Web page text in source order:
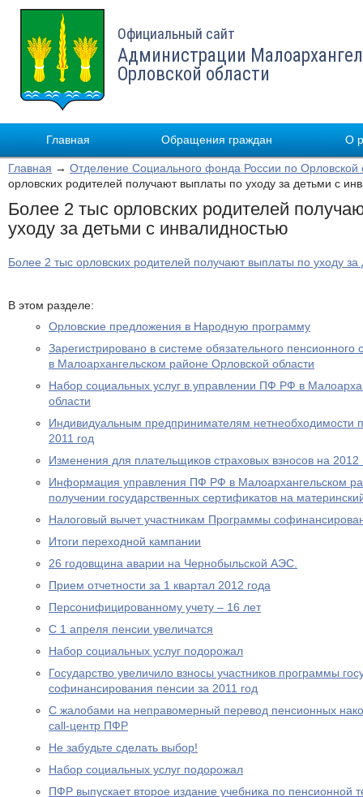
Официальный сайт
Администрации
Орловской области
Главная Обращения граждан О
Главная → Отделение Социального фонда России по Орловской
орловских родителей получают выплаты по уходу за детьми с
Более 2 тыс орловских родителей
уходу за детьми с инвалидностью
Более 2 тыс орловских родителей получают выплаты по уходу
В этом разделе:
Орловские предложения в Народную программу
Зарегистрировано в системе обязательного
в Малоархангельском районе Орловской области
Набор социальных услуг в управлении ПФ РФ в
области
Индивидуальным предпринимателям нетнеобходимости
2011 год
Изменения для плательщиков страховых взносов на 2012
Информация управления ПФ РФ в Малоархангельском
получении государственных сертификатов на
Налоговый вычет участникам Программы
Итоги переходной кампании
26 годовщина аварии на Чернобыльской АЭС.
Прием отчетности за 1 квартал 2012 года
Персонифицированному учету – 16 лет
С 1 апреля пенсии увеличатся
Набор социальных услуг подорожал
Государство увеличило взносы участников программы
софинансирования пенсии за 2011 год
С жалобами на неправомерный перевод пенсионных
call-центр ПФР
Не забудьте сделать выбор!
Набор социальных услуг подорожал
ПФР выпускает второе издание учебника по пенсионной